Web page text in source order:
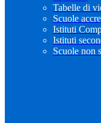
Tabelle di
Scuole
Istituti
Istituti
Scuole non